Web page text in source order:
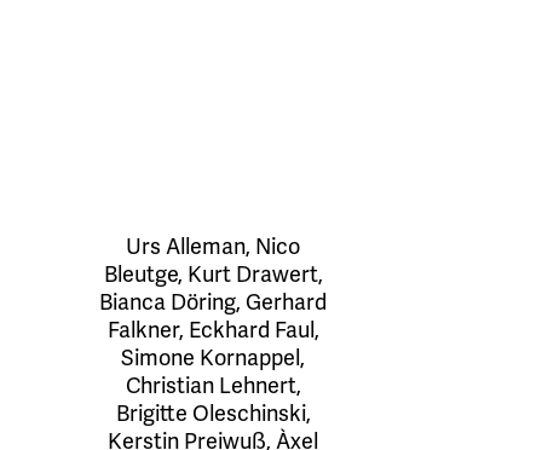
Urs Alleman, Nico
Bleutge, Kurt Drawert,
Bianca Döring, Gerhard
Falkner, Eckhard Faul ,
Simone Kornappel ,
Christian Lehnert,
Brigitte Oleschinski,
Kerstin Preiwuß, Àxel